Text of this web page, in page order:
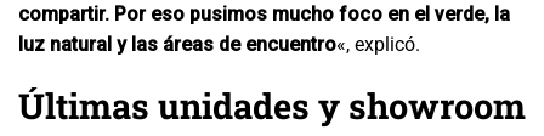
compartir. Por eso pusimos mucho foco en el verde, la
luz natural y las áreas de encuentro«, explicó.
Últimas unidades y showroom